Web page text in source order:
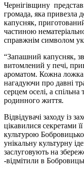
Чернігівщину
громада, яка привезла
капусняк,
частиною
справжнім символом
“Запашний капусняк,
витомлений у печі,
ароматом. Кожна
нагадуючи про давні
серцем оселі, а
родинного життя.
Відвідувачі заходу із
цікавилися секретами
культурою
унікальну культурну
заслуговують на
-відмітили в